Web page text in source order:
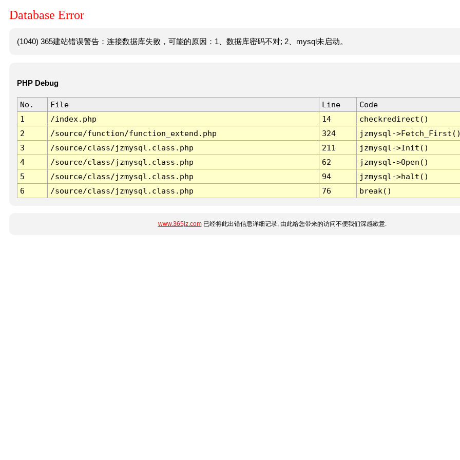
Database Error
(1040) 365建站错误警告：连接数据库失败，可能的原因：1、数据库密码不对; 2、mysql未启动。
PHP Debug
No. File Line
Code
1
/index.php 14
checkredirect()
2
/source/function/function_extend.php 324
jzmysql-
3
/source/class/jzmysql.class.php 211
jzmysql->Init()
4
/source/class/jzmysql.class.php 62
jzmysql->Open()
5
/source/class/jzmysql.class.php 94
jzmysql->halt()
6
/source/class/jzmysql.class.php 76 break()
www.365jz.com已经将此出错信息详细记录, 由此给您带来的访问不便我们深感歉意.